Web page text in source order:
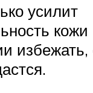
усилит
кожи
избежать,